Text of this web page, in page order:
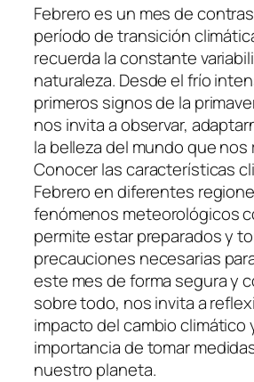
Febrero es un mes de
período de transición
recuerda la constante
naturaleza. Desde el frío
primeros signos de la
nos invita a observar,
la belleza del mundo que nos
Conocer las características
Febrero en diferentes
fenómenos meteorológicos
permite estar preparados y
precauciones necesarias
este mes de forma segura y
sobre todo, nos invita a
impacto del cambio climático
importancia de tomar
nuestro planeta.